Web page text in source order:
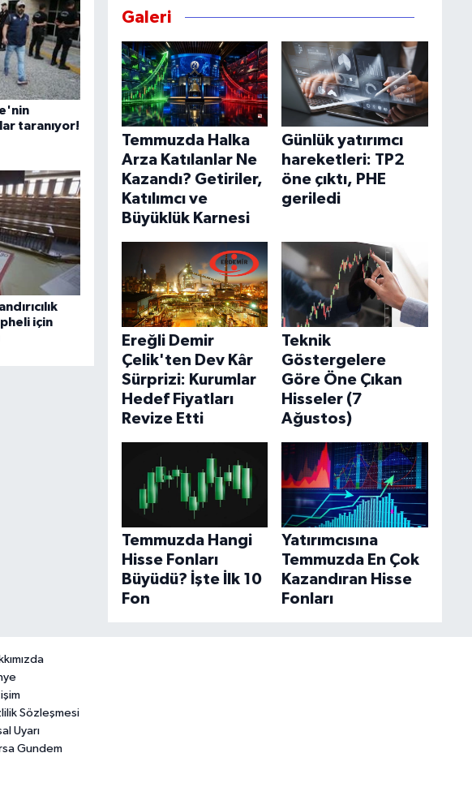
taranıyor!
için
Galeri
Temmuzda Halka
Arza Katılanlar Ne
Kazandı? Getiriler,
Katılımcı ve
Büyüklük Karnesi
Günlük yatırımcı
hareketleri: TP2
öne çıktı, PHE
geriledi
Ereğli Demir
Çelik'ten Dev Kâr
Sürprizi: Kurumlar
Hedef Fiyatları
Revize Etti
Teknik
Göstergelere
Göre Öne Çıkan
Hisseler (7
Ağustos)
Temmuzda Hangi
Hisse Fonları
Büyüdü? İşte İlk 10
Fon
Yatırımcısına
Temmuzda En Çok
Kazandıran Hisse
Fonları
Sözleşmesi
Uyarı
Gundem